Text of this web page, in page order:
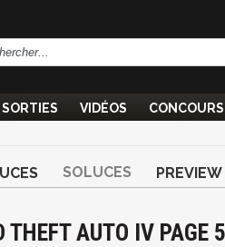
SORTIES VIDÉOS CONCOURS
SOLUCES PREVIEW
THEFT AUTO IV PAGE 5